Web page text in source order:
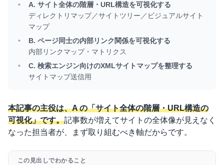
A. サイト全体の階層・URL構造を可視化する
ディレクトリマップ／サイトツリー／ビジュアルサイト
マップ
B. ページ同士の内部リンク関係を可視化する
内部リンクマップ・マトリクス
C. 検索エンジン向けのXMLサイトマップを整理する
サイトマップ送信用
本記事の主役は、A の「サイト全体の階層・URL構造の
可視化」です。記事数が増えてサイトの全体像が見えなく
なった担当者が、まず取り組むべき軸だからです。
この見出しでわかること